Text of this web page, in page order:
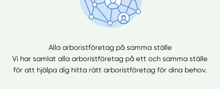
Alla arboristföretag på samma ställe
Vi har samlat alla arboristföretag på ett och samma ställe
för att hjälpa dig hitta rätt arboristföretag för dina behov.